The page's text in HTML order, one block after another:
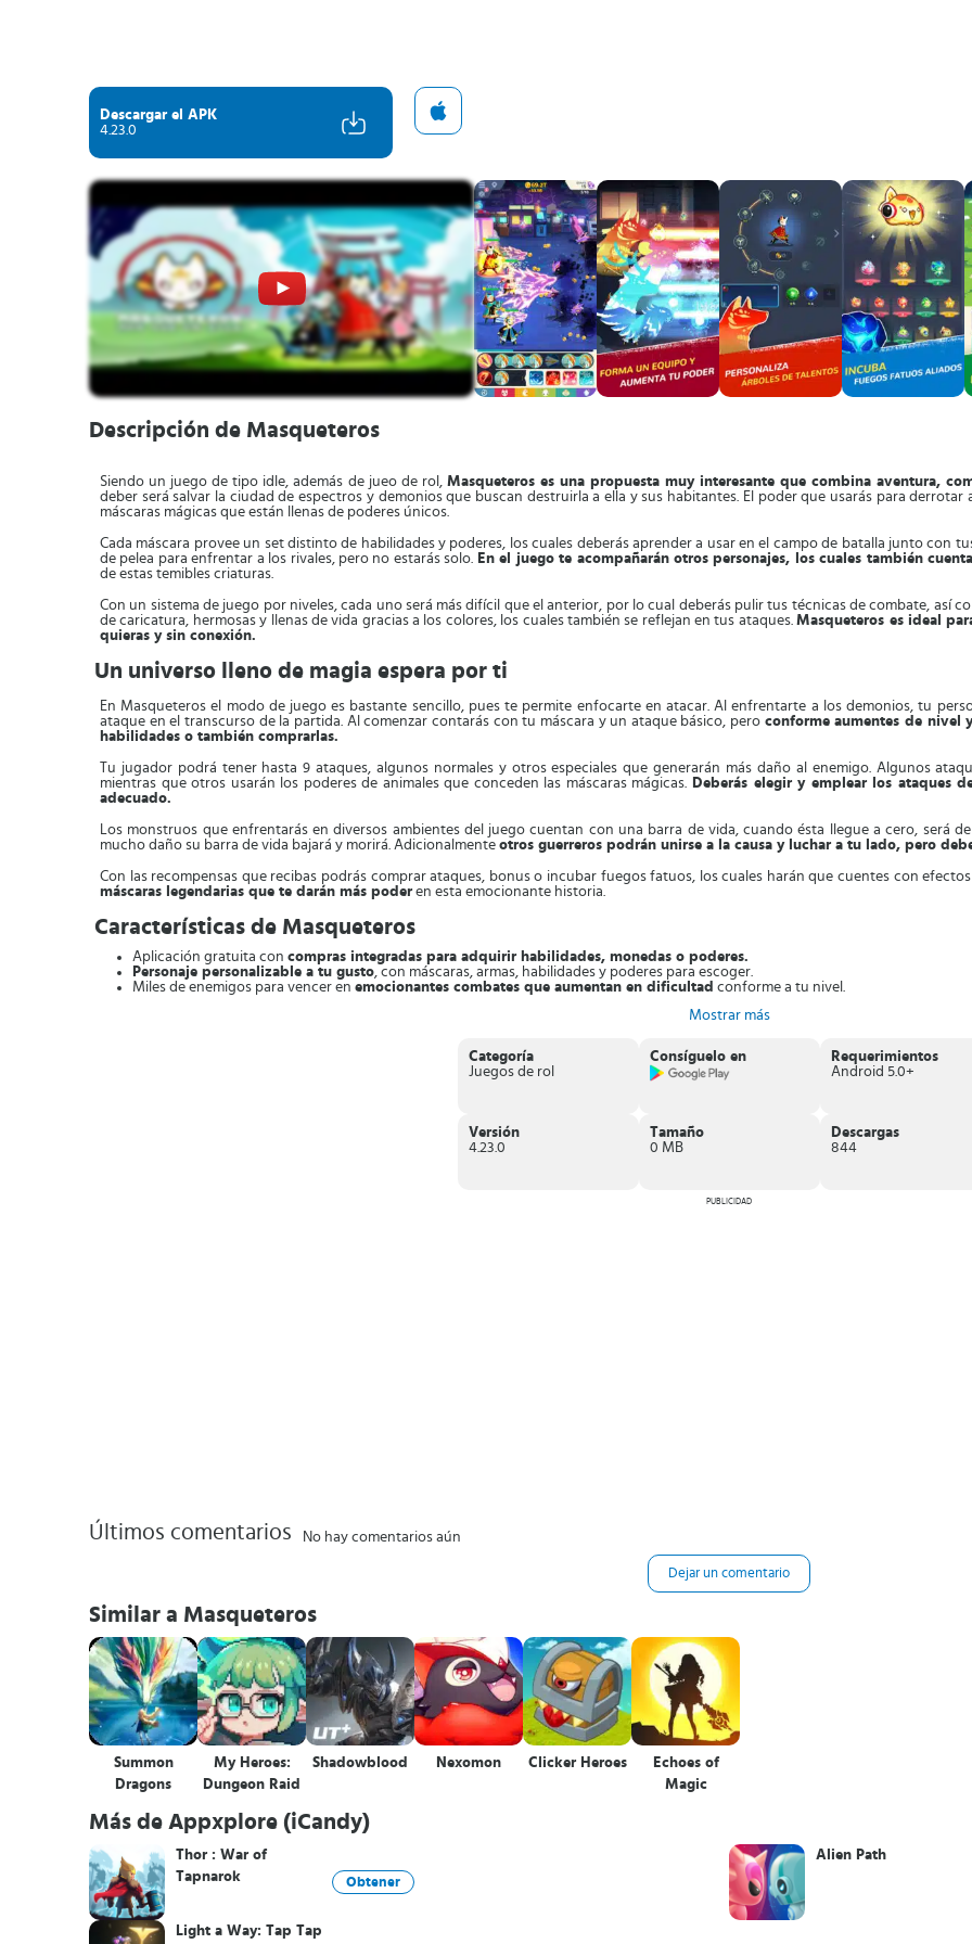
Descargar el APK
4.23.0
Descripción de Masqueteros
Siendo un juego de tipo idle, además de jueo de rol, Masqueteros es una propuesta muy interesante que combina aventura,
deber será salvar la ciudad de espectros y demonios que buscan destruirla a ella y sus habitantes. El poder que usarás para
máscaras mágicas que están llenas de poderes únicos.
Cada máscara provee un set distinto de habilidades y poderes, los cuales deberás aprender a usar en el campo de batalla junto con
de pelea para enfrentar a los rivales, pero no estarás solo. En el juego te acompañarán otros personajes, los cuales también
de estas temibles criaturas.
Con un sistema de juego por niveles, cada uno será más difícil que el anterior, por lo cual deberás pulir tus técnicas de combate, así
de caricatura, hermosas y llenas de vida gracias a los colores, los cuales también se reflejan en tus ataques.Masqueteros es ideal
quieras y sin conexión.
Un universo lleno de magia espera por ti
En Masqueteros el modo de juego es bastante sencillo, pues te permite enfocarte en atacar. Al enfrentarte a los demonios, tu
ataque en el transcurso de la partida. Al comenzar contarás con tu máscara y un ataque básico, pero conforme aumentes de nivel
habilidades o también comprarlas.
Tu jugador podrá tener hasta 9 ataques, algunos normales y otros especiales que generarán más daño al enemigo. Algunos
mientras que otros usarán los poderes de animales que conceden las máscaras mágicas. Deberás elegir y emplear los ataques
adecuado.
Los monstruos que enfrentarás en diversos ambientes del juego cuentan con una barra de vida, cuando ésta llegue a cero, será
mucho daño su barra de vida bajará y morirá. Adicionalmente otros guerreros podrán unirse a la causa y luchar a tu lado, pero
Con las recompensas que recibas podrás comprar ataques, bonus o incubar fuegos fatuos, los cuales harán que cuentes con
máscaras legendarias que te darán más poder en esta emocionante historia.
Características de Masqueteros
Aplicación gratuita con compras integradas para adquirir habilidades, monedas o poderes.
Personaje personalizable a tu gusto, con máscaras, armas, habilidades y poderes para escoger.
Miles de enemigos para vencer en emocionantes combates que aumentan en dificultad conforme a tu nivel.
Mostrar más
Categoría
Juegos de rol
Consíguelo en
Requerimientos
Android 5.0+
Versión
4.23.0
Tamaño
0 MB
Descargas
844
PUBLICIDAD
Últimos comentarios No hay comentarios aún
Dejar un comentario
Similar a Masqueteros
Summon
Dragons
My Heroes:
Dungeon Raid
Shadowblood Nexomon Clicker Heroes
Echoes of
Magic
Más de Appxplore (iCandy)
Thor : War of
Tapnarok
Obtener
Light a Way: Tap Tap
Alien Path